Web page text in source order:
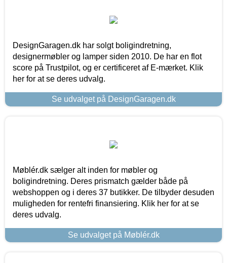
DesignGaragen.dk har solgt boligindretning,
designermøbler og lamper siden 2010. De har en flot
score på Trustpilot, og er certificeret af E-mærket. Klik
her for at se deres udvalg.
Se udvalget på DesignGaragen.dk
Møblér.dk sælger alt inden for møbler og
boligindretning. Deres prismatch gælder både på
webshoppen og i deres 37 butikker. De tilbyder desuden
muligheden for rentefri finansiering. Klik her for at se
deres udvalg.
Se udvalget på Møblér.dk